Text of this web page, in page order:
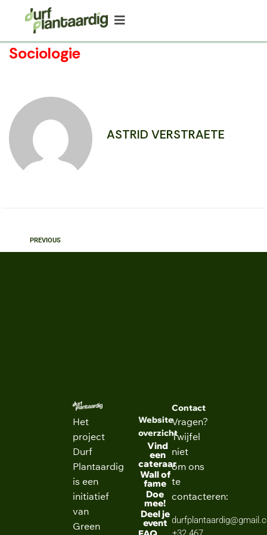
Sociologie
ASTRID VERSTRAETE
PREVIOUS
Het
project
Durf
Plantaardig
is een
initiatief
van
Green
Website
overzicht
Vind
een
cateraar
Wall of
fame
Doe
mee!
Deel je
event
Contact
Vragen?
Twijfel
niet
om ons
te
contacteren: